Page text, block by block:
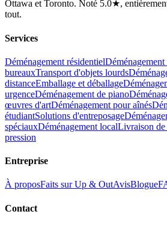
Ottawa et Toronto. Noté 5.0★,
tout.
Services
Déménagement résidentiel
bureauxTransport d'objets lourds
distanceEmballage et déballage
urgenceDéménagement de piano
œuvres d'artDéménagement pour aînés
étudiantSolutions d'entreposage
spéciauxDéménagement localLivraison de
pression
Entreprise
À proposFaits sur Up & OutAvisBlogue
Contact